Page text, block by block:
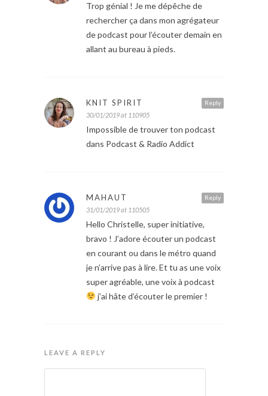
Trop génial ! Je me dépêche de
rechercher ça dans mon agrégateur
de podcast pour l’écouter demain en
allant au bureau à pieds.
Reply
KNIT SPIRIT
30/01/2019 at 110905
Impossible de trouver ton podcast
dans Podcast & Radio Addict
Reply
MAHAUT
31/01/2019 at 110505
Hello Christelle, super initiative,
bravo ! J’adore écouter un podcast
en courant ou dans le métro quand
je n’arrive pas à lire. Et tu as une voix
super agréable, une voix à podcast
j’ai hâte d’écouter le premier !
LEAVE A REPLY